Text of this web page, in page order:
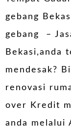
gebang
gebang –
Bekasi,anda
mendesak?
renovasi
over Kredit
anda melalui